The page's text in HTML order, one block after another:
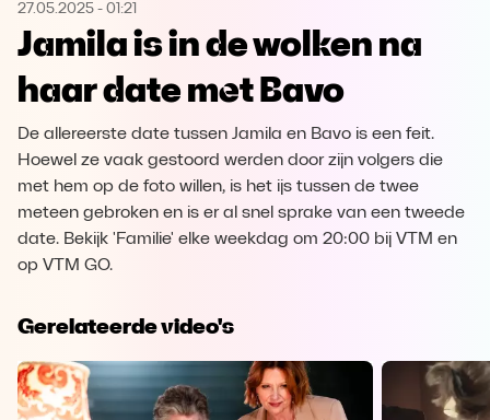
Microsoft Edge Download
Opera Download
27.05.2025 - 01:21
Jamila is in de wolken na
haar date met Bavo
De allereerste date tussen Jamila en Bavo is een feit.
Hoewel ze vaak gestoord werden door zijn volgers die
met hem op de foto willen, is het ijs tussen de twee
meteen gebroken en is er al snel sprake van een tweede
date. Bekijk 'Familie' elke weekdag om 20:00 bij VTM en
op VTM GO.
Gerelateerde video's